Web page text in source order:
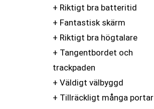
+ Riktigt bra batteritid
+ Fantastisk skärm
+ Riktigt bra högtalare
+ Tangentbordet och
trackpaden
+ Väldigt välbyggd
+ Tillräckligt många portar